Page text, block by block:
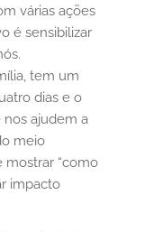
várias ações
é sensibilizar
tem um
dias e o
nos ajudem a
meio
mostrar “como
impacto